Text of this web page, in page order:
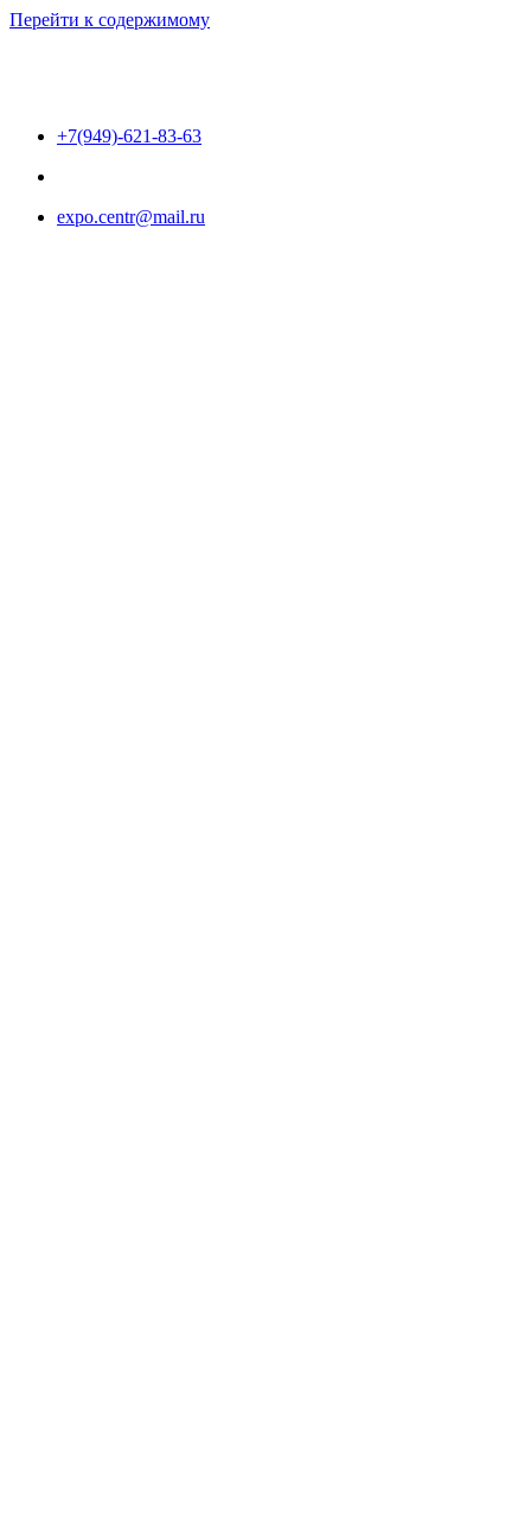
Перейти к содержимому
+7(949)-621-83-63
expo.centr@mail.ru